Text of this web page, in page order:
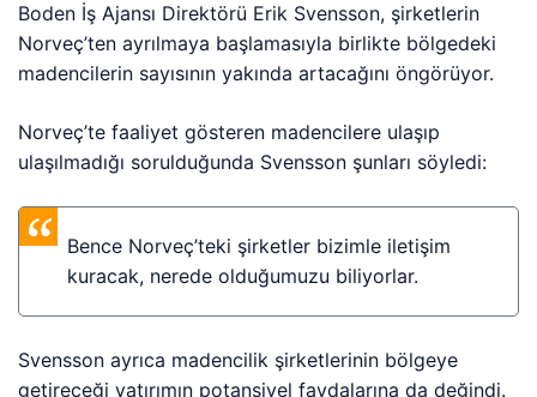
Boden İş Ajansı Direktörü Erik Svensson, şirketlerin
Norveç’ten ayrılmaya başlamasıyla birlikte bölgedeki
madencilerin sayısının yakında artacağını öngörüyor.
Norveç’te faaliyet gösteren madencilere ulaşıp
ulaşılmadığı sorulduğunda Svensson şunları söyledi:
Bence Norveç’teki şirketler bizimle iletişim
kuracak, nerede olduğumuzu biliyorlar.
Svensson ayrıca madencilik şirketlerinin bölgeye
getireceği yatırımın potansiyel faydalarına da değindi.